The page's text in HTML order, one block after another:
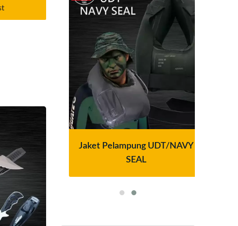
Jaket Pelampung UDT/NAVY
SEAL